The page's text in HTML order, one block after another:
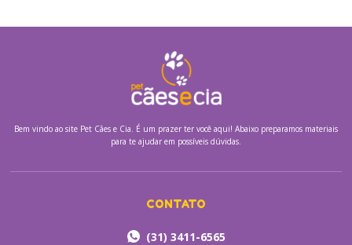
Bem vindo ao site Pet Cães e Cia. É um prazer ter você aqui! Abaixo preparamos materiais
para te ajudar em possíveis dúvidas.
CONTATO
(31) 3411-6565